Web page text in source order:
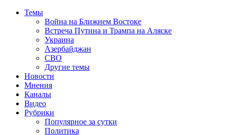
Темы
Война на Ближнем Востоке
Встреча Путина и Трампа на Аляске
Украина
Азербайджан
СВО
Другие темы
Новости
Мнения
Каналы
Видео
Рубрики
Популярное за сутки
Политика